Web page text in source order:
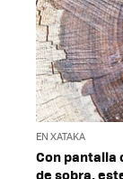
EN XATAKA
Con pantalla
de sobra,